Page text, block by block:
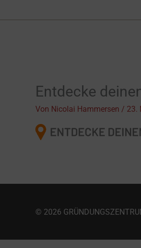
Inhalt
Entdecke
Von Nicolai Hammersen / 23.
© 2026